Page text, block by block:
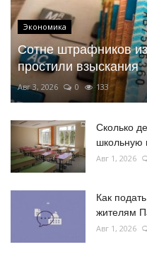
Экономика
Сотне штрафников
простили взыскания
Авг 3, 2026 0 133
Сколько
школьную
Авг 1, 2026
Как
жителям
Авг 1, 2026